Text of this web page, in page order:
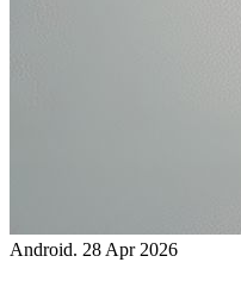
Android. 28 Apr 2026